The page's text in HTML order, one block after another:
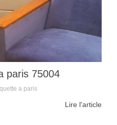
paris 75004
a paris
Lire l'article